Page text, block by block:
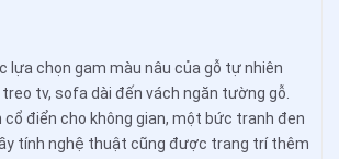
lựa chọn gam màu nâu của gỗ tự nhiên
tv, sofa dài đến vách ngăn tường gỗ.
điển cho không gian, một bức tranh đen
tính nghệ thuật cũng được trang trí thêm